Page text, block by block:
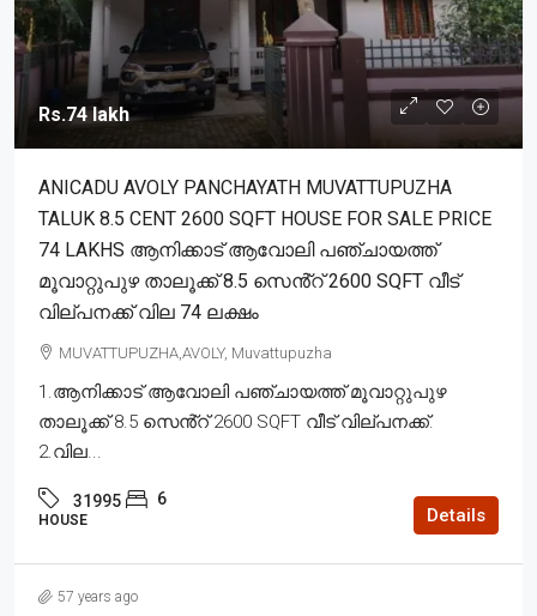
Rs.74 lakh
ANICADU AVOLY PANCHAYATH MUVATTUPUZHA
TALUK 8.5 CENT 2600 SQFT HOUSE FOR SALE PRICE
74 LAKHS ആനിക്കാട് ആവോലി പഞ്ചായത്ത്
മൂവാറ്റുപുഴ താലൂക്ക് 8.5 സെൻ്റ് 2600 SQFT വീട്
വില്പനക്ക് വില 74 ലക്ഷം
MUVATTUPUZHA,AVOLY, Muvattupuzha
1.ആനിക്കാട് ആവോലി പഞ്ചായത്ത് മൂവാറ്റുപുഴ
താലൂക്ക് 8.5 സെൻ്റ് 2600 SQFT വീട് വില്പനക്ക്.
2.വില...
31995 6
HOUSE Details
57 years ago